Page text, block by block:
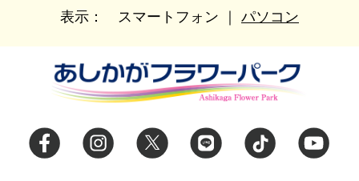
表示： スマートフォン ｜ パソコン